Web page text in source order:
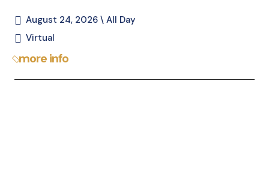
August 24, 2026 \ All Day
Virtual
more info